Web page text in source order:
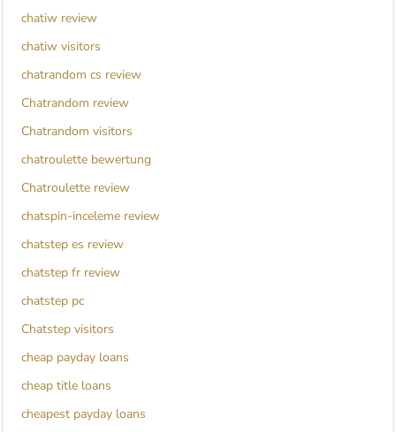
chatiw review
chatiw visitors
chatrandom cs review
Chatrandom review
Chatrandom visitors
chatroulette bewertung
Chatroulette review
chatspin-inceleme review
chatstep es review
chatstep fr review
chatstep pc
Chatstep visitors
cheap payday loans
cheap title loans
cheapest payday loans